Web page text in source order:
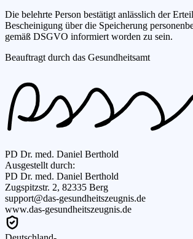
Die belehrte Person bestätigt anlässlich der
Bescheinigung über die Speicherung
gemäß DSGVO informiert worden zu sein.
Beauftragt durch das Gesundheitsamt
PD Dr. med. Daniel Berthold
Ausgestellt durch:
PD Dr. med. Daniel Berthold
Zugspitzstr. 2, 82335 Berg
support@das-gesundheitszeugnis.de
www.das-gesundheitszeugnis.de